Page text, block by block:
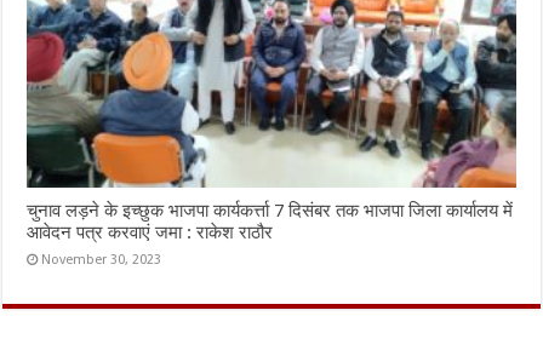
चुनाव लड़ने के इच्छुक भाजपा कार्यकर्त्ता 7 दिसंबर तक भाजपा जिला कार्यालय में
आवेदन पत्र करवाएं जमा : राकेश राठौर
November 30, 2023